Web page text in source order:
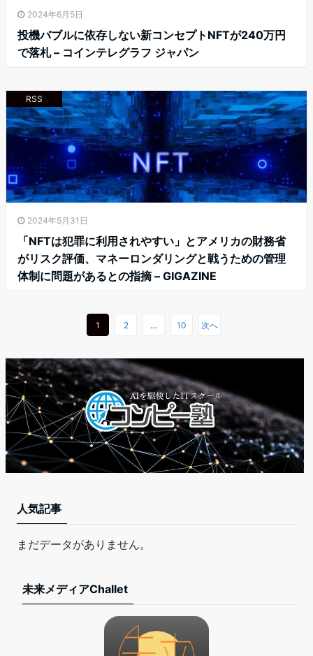
2024年6月5日
投機バブルに依存しない新コンセプトNFTが240万円
で落札 – コインテレグラフ ジャパン
RSS
2024年5月31日
「NFTは犯罪に利用されやすい」とアメリカの財務省
がリスク評価、マネーロンダリングと戦うための管理
体制に問題があるとの指摘 – GIGAZINE
1 2 … 10 次へ
人気記事
まだデータがありません。
未来メディアChallet